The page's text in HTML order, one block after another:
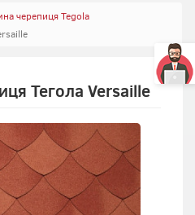
черепиця Tegola
Тегола Versaille